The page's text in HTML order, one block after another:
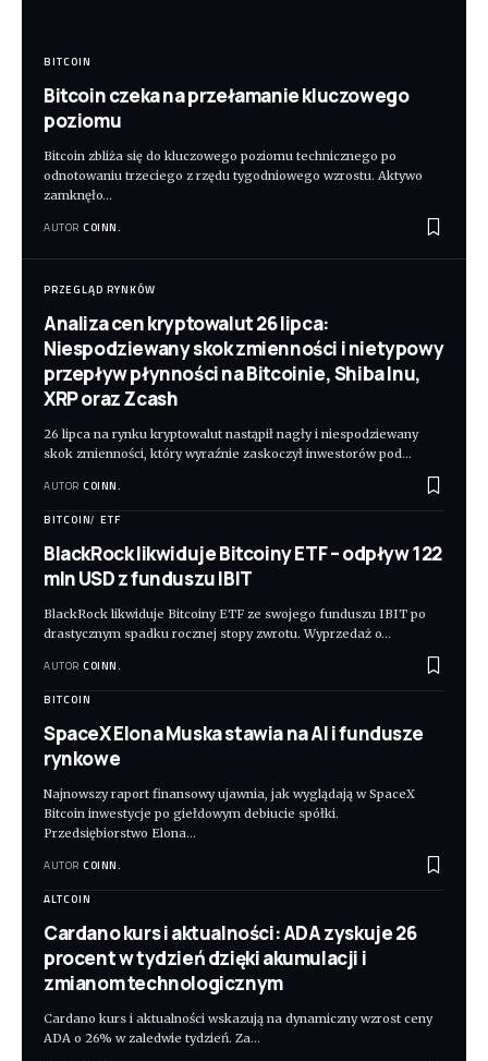
BITCOIN
Bitcoin czeka na przełamanie kluczowego
poziomu
Bitcoin zbliża się do kluczowego poziomu technicznego po
odnotowaniu trzeciego z rzędu tygodniowego wzrostu. Aktywo
zamknęło…
AUTOR COINN.
PRZEGLĄD RYNKÓW
Analiza cen kryptowalut 26 lipca:
Niespodziewany skok zmienności i nietypowy
przepływ płynności na Bitcoinie, Shiba Inu,
XRP oraz Zcash
26 lipca na rynku kryptowalut nastąpił nagły i niespodziewany
skok zmienności, który wyraźnie zaskoczył inwestorów pod…
AUTOR COINN.
BITCOIN ETF
BlackRock likwiduje Bitcoiny ETF – odpływ 122
mln USD z funduszu IBIT
BlackRock likwiduje Bitcoiny ETF ze swojego funduszu IBIT po
drastycznym spadku rocznej stopy zwrotu. Wyprzedaż o…
AUTOR COINN.
BITCOIN
SpaceX Elona Muska stawia na AI i fundusze
rynkowe
Najnowszy raport finansowy ujawnia, jak wyglądają w SpaceX
Bitcoin inwestycje po giełdowym debiucie spółki.
Przedsiębiorstwo Elona…
AUTOR COINN.
ALTCOIN
Cardano kurs i aktualności: ADA zyskuje 26
procent w tydzień dzięki akumulacji i
zmianom technologicznym
Cardano kurs i aktualności wskazują na dynamiczny wzrost ceny
ADA o 26% w zaledwie tydzień. Za…